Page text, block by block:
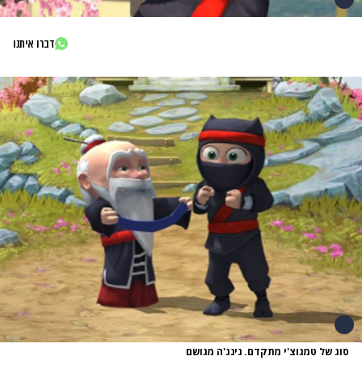
דברו איתנו
סוג של טמגוצ'י מתקדם. נינג'ה מגושם